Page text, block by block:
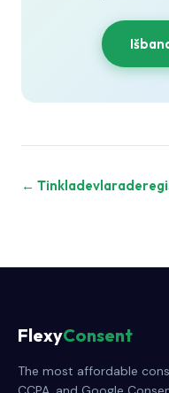
←
FlexyConsent
The most affordable